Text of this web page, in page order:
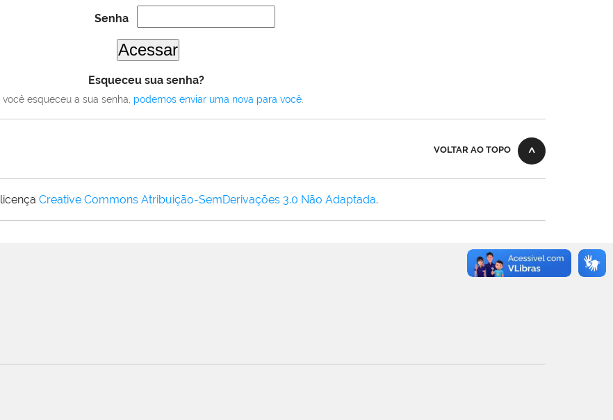
Senha
Esqueceu sua senha?
você esqueceu a sua senha, podemos enviar uma nova para você
VOLTAR AO TOPO
Creative Commons Atribuição-SemDerivações 3.0 Não Adaptada.